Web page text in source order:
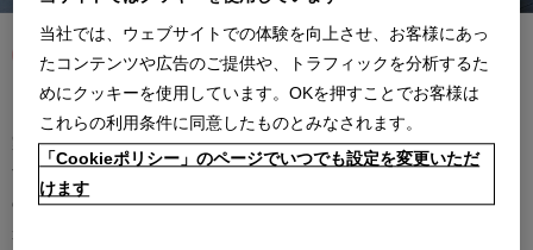
カッシーナは創業以来、インテリアの未来をデザインし続けてきた
家具業界では数少ないリーディングブランドとして知られていま
す。17世紀、イタリアで誕生したカッシーナは、教会の木製チェア
の製造に始まり、その後豪華客船の内装などを手掛け、技術力を確
当社では、ウェブサイトでの体験を向上させ、お客様にあっ
たコンテンツや広告のご提供や、トラフィックを分析するた
めにクッキーを使用しています。OKを押すことでお客様は
これらの利用条件に同意したものとみなされます。
「Cookieポリシー」のページでいつでも設定を変更いただ
けます